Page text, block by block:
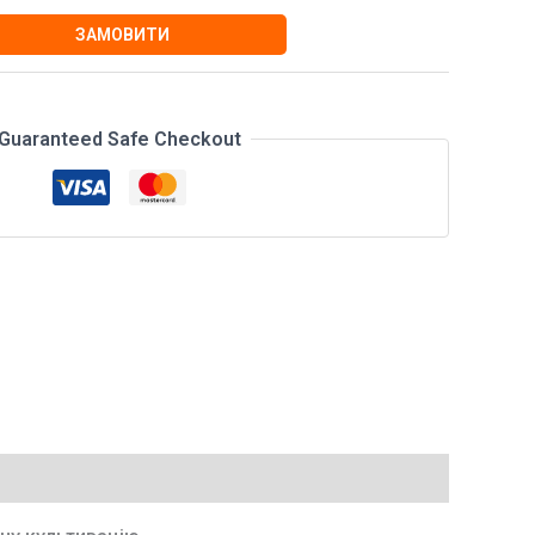
ЗАМОВИТИ
Guaranteed Safe Checkout